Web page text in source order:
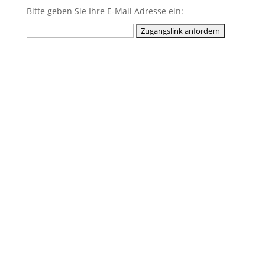
Bitte geben Sie Ihre E-Mail Adresse ein: